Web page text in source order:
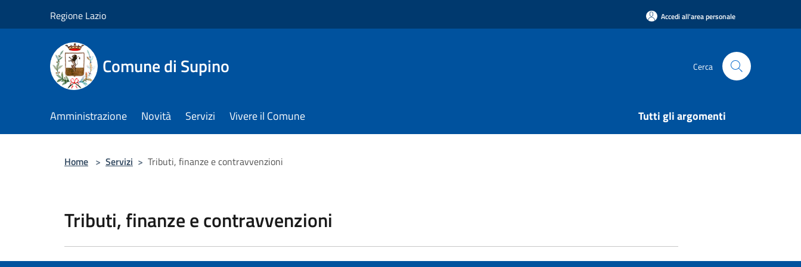
Regione Lazio Accedi all'area personale
Comune di Supino Cerca
Amministrazione Novità Servizi Vivere il Comune Tutti gli argomenti
Home > Servizi > Tributi, finanze e contravvenzioni
Tributi, finanze e contravvenzioni